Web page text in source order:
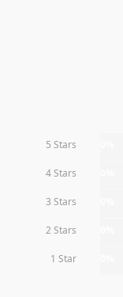
5 Stars
4 Stars
3 Stars
2 Stars
1 Star